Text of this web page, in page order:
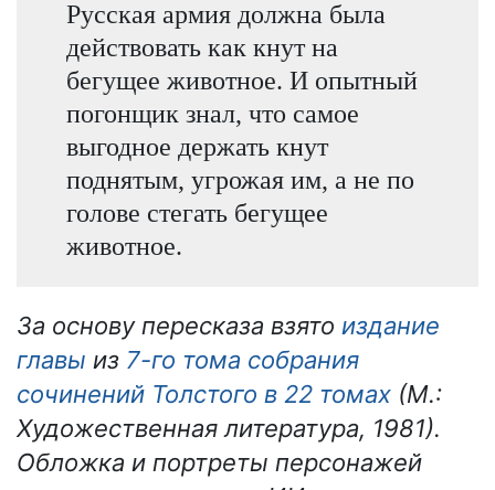
Русская армия должна была
действовать как кнут на
бегущее животное. И опытный
погонщик знал, что самое
выгодное держать кнут
поднятым, угрожая им, а не по
голове стегать бегущее
животное.
За основу пересказа взято издание
главы из 7-го тома собрания
сочинений Толстого в 22 томах (М.:
Художественная литература, 1981).
Обложка и портреты персонажей